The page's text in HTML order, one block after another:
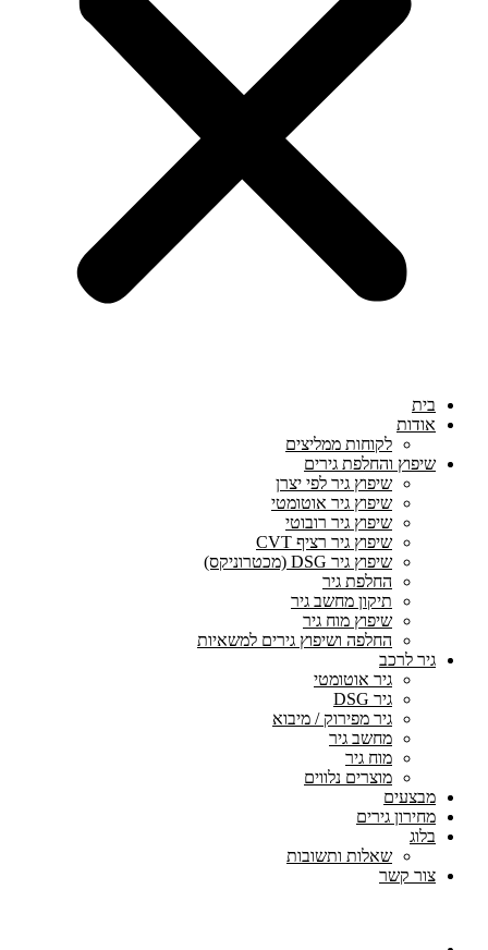
בית
אודות
לקוחות ממליצים
שיפוץ והחלפת גירים
שיפוץ גיר לפי יצרן
שיפוץ גיר אוטומטי
שיפוץ גיר רובוטי
שיפוץ גיר רציף CVT
שיפוץ גיר DSG (מכטרוניקס)
החלפת גיר
תיקון מחשב גיר
שיפוץ מוח גיר
החלפה ושיפוץ גירים למשאיות
גיר לרכב
גיר אוטומטי
גיר DSG
גיר מפירוק / מיבוא
מחשב גיר
מוח גיר
מוצרים נלווים
מבצעים
מחירון גירים
בלוג
שאלות ותשובות
צור קשר